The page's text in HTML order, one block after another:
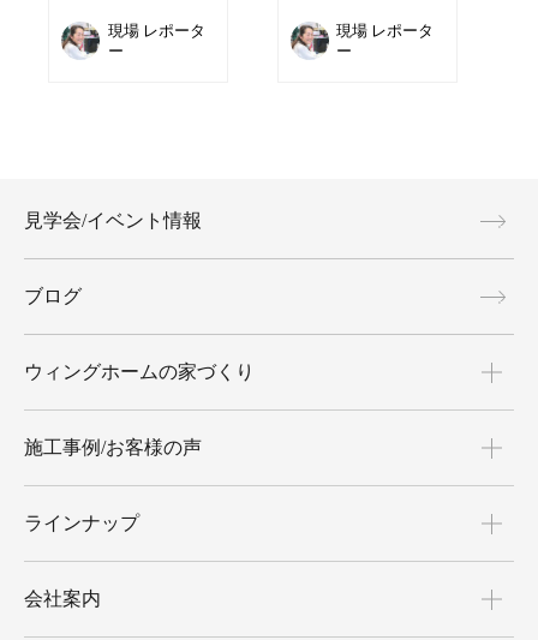
現場 レポータ
ー
現場 レポータ
ー
見学会/イベント情報
ブログ
ウィングホームの家づくり
施工事例/お客様の声
ラインナップ
会社案内